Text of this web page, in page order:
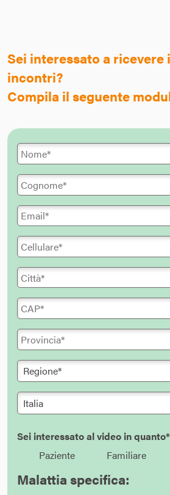
Sei interessato a ricevere
incontri?
Compila il seguente
Sei interessato al video in quanto*
Paziente
Familiare
Malattia specifica: